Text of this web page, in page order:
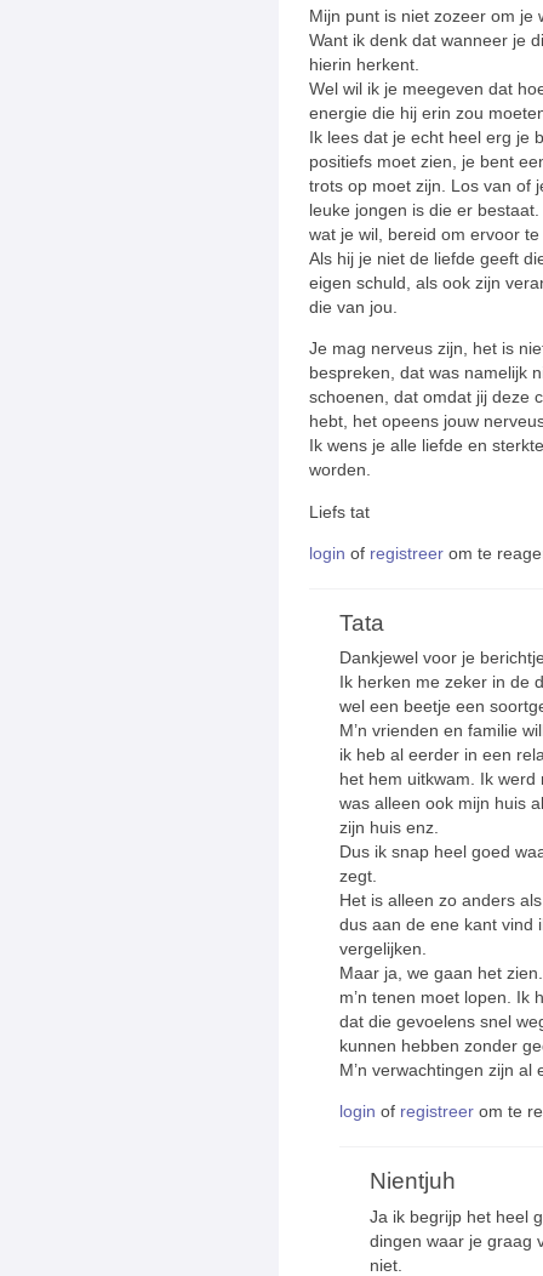
Mijn punt is niet zozeer om je
Want ik denk dat wanneer je
hierin herkent.
Wel wil ik je meegeven dat
energie die hij erin zou
Ik lees dat je echt heel erg je
positiefs moet zien, je bent
trots op moet zijn. Los van of
leuke jongen is die er
wat je wil, bereid om ervoor
Als hij je niet de liefde geeft
eigen schuld, als ook zijn
die van jou.
Je mag nerveus zijn, het is
bespreken, dat was namelijk
schoenen, dat omdat jij deze
hebt, het opeens jouw
Ik wens je alle liefde en
worden.
Liefs tat
login of registreer om te
Tata
Dankjewel voor je
Ik herken me zeker in de
wel een beetje een
M’n vrienden en familie
ik heb al eerder in een
het hem uitkwam. Ik
was alleen ook mijn huis
zijn huis enz.
Dus ik snap heel goed
zegt.
Het is alleen zo anders
dus aan de ene kant vind
vergelijken.
Maar ja, we gaan het
m’n tenen moet lopen. Ik
dat die gevoelens snel
kunnen hebben zonder
M’n verwachtingen zijn al
login of registreer om te
Nientjuh
Ja ik begrijp het heel
dingen waar je graag
niet.